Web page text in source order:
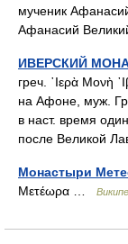
мученик
Афанасий
ИВЕРСКИЙ
греч. ῾Ιερὰ Μονὴ
на Афоне, муж.
в наст. время
после Великой
Монастыри
Μετέωρα …